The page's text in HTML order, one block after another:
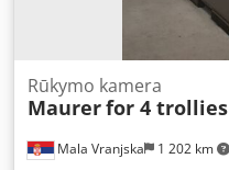
Mala Vranjska 1 202 km
Rūkymo kamera
Maurerfor 4 trollies